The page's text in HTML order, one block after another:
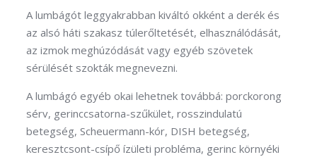
A lumbágót leggyakrabban kiváltó okként a derék és
az alsó háti szakasz túlerőltetését, elhasználódását,
az izmok meghúzódását vagy egyéb szövetek
sérülését szokták megnevezni.
A lumbágó egyéb okai lehetnek továbbá: porckorong
sérv, gerinccsatorna-szűkület, rosszindulatú
betegség, Scheuermann-kór, DISH betegség,
keresztcsont-csípő ízületi probléma, gerinc környéki